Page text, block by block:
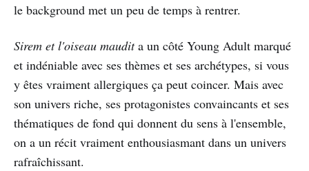
le background met un peu de temps à rentrer.
Sirem et l'oiseau maudita un côté Young Adult marqué
et indéniable avec ses thèmes et ses archétypes, si vous
y êtes vraiment allergiques ça peut coincer. Mais avec
son univers riche, ses protagonistes convaincants et ses
thématiques de fond qui donnent du sens à l'ensemble,
on a un récit vraiment enthousiasmant dans un univers
rafraîchissant.